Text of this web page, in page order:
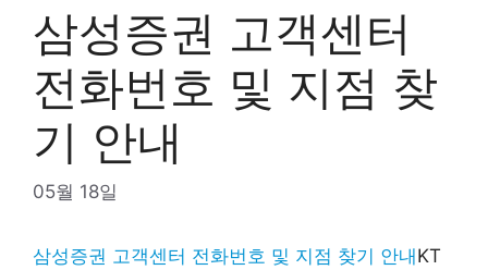
삼성증권 고객센터
전화번호 및 지점 찾
기 안내
05월 18일
삼성증권 고객센터 전화번호 및 지점 찾기 안내KT